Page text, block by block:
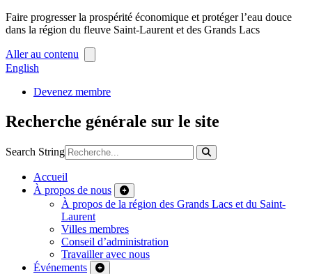
Faire progresser la prospérité économique et protéger l’eau douce
dans la région du fleuve Saint-Laurent et des Grands Lacs
Aller au contenu
English
Devenez membre
Recherche générale sur le site
Search String
Accueil
À propos de nous
À propos de la région des Grands Lacs et du Saint-
Laurent
Villes membres
Conseil d’administration
Travailler avec nous
Événements